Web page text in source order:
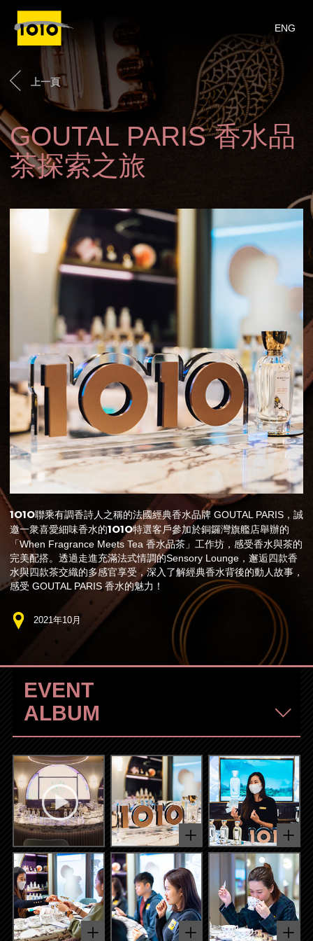
ENG
上一頁
GOUTAL PARIS 香水品
茶探索之旅
1O1O聯乘有調香詩人之稱的法國經典香水品牌 GOUTAL PARIS，誠
邀一衆喜愛細味香水的1O1O特選客戶參加於銅鑼灣旗艦店舉辦的
「When Fragrance Meets Tea 香水品茶」工作坊，感受香水與茶的
完美配搭。透過走進充滿法式情調的Sensory Lounge，邂逅四款香
水與四款茶交織的多感官享受，深入了解經典香水背後的動人故事，
感受 GOUTAL PARIS 香水的魅力！
2021年10月
EVENT
ALBUM